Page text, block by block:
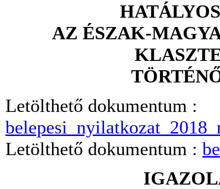
AZ ÉSZAK-
Letölthető dokumentum :
Letölthető dokumentum :